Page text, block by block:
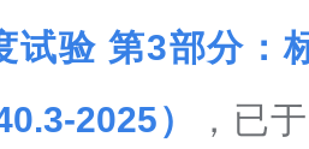
试验 第3部分：
2025）
，已